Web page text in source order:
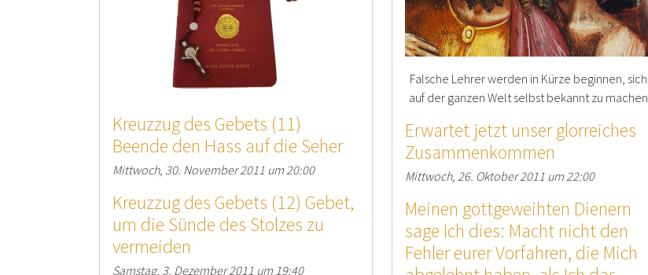
Kreuzzug des Gebets (11)
Beende den Hass auf die Seher
Mittwoch, 30. November 2011 um 20:00
Kreuzzug des Gebets (12) Gebet,
um die Sünde des Stolzes zu
vermeiden
Samstag, 3. Dezember 2011 um 19:40
Falsche Lehrer werden in Kürze beginnen, sich
auf der ganzen Welt selbst bekannt zu machen
Erwartet jetzt unser glorreiches
Zusammenkommen
Mittwoch, 26. Oktober 2011 um 22:00
Meinen gottgeweihten Dienern
sage Ich dies: Macht nicht den
Fehler eurer Vorfahren, die Mich